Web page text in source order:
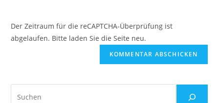
Der Zeitraum für die reCAPTCHA-Überprüfung ist
abgelaufen. Bitte laden Sie die Seite neu.